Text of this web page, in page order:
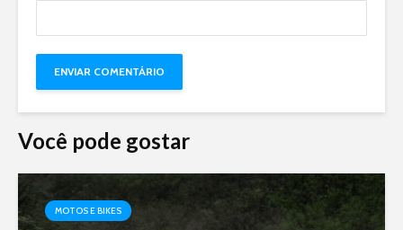
Você pode gostar
MOTOS E BIKES